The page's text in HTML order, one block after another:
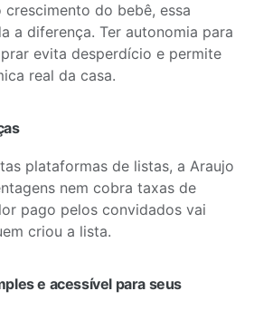
do bebê, essa
a diferença. Ter autonomia para
evita desperdício e permite
real da casa.
plataformas de listas, a Araujo
nem cobra taxas de
pago pelos convidados vai
criou a lista.
e acessível para seus